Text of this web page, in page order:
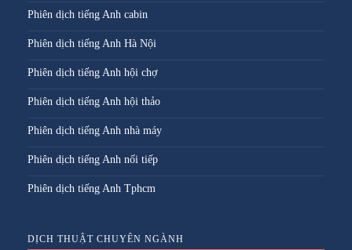
Phiên dịch tiếng Anh cabin
Phiên dịch tiếng Anh Hà Nội
Phiên dịch tiếng Anh hội chợ
Phiên dịch tiếng Anh hội thảo
Phiên dịch tiếng Anh nhà máy
Phiên dịch tiếng Anh nối tiếp
Phiên dịch tiếng Anh Tphcm
DỊCH THUẬT CHUYÊN NGÀNH